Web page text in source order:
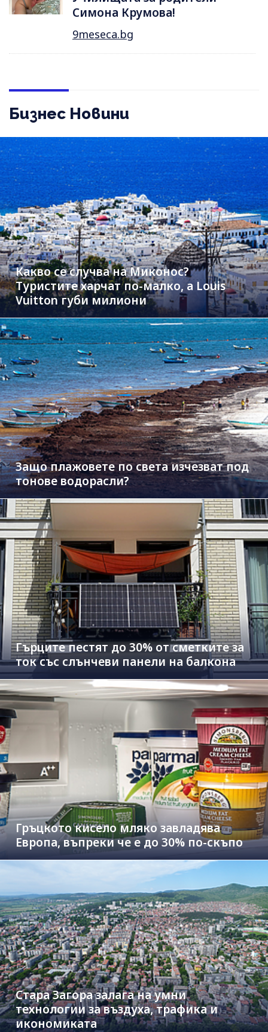
Симона Крумова!
9meseca.bg
Бизнес Новини
Какво се случва на Миконос?
Туристите харчат по-малко, а Louis
Vuitton губи милиони
Защо плажовете по света изчезват под
тонове водорасли?
Гърците пестят до 30% от сметките за
ток със слънчеви панели на балкона
Гръцкото кисело мляко завладява
Европа, въпреки че е до 30% по-скъпо
Стара Загора залага на умни
технологии за въздуха, трафика и
икономиката